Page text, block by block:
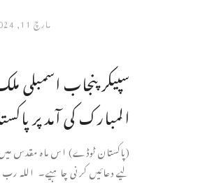
مارچ 11, 2024
سپیکر پنجاب
المبارک کی آمد پر
(پاکستان ٹوڈے) اس ماہ مقدس
لیے دعائیں کرنی چاہیے۔ اللہ